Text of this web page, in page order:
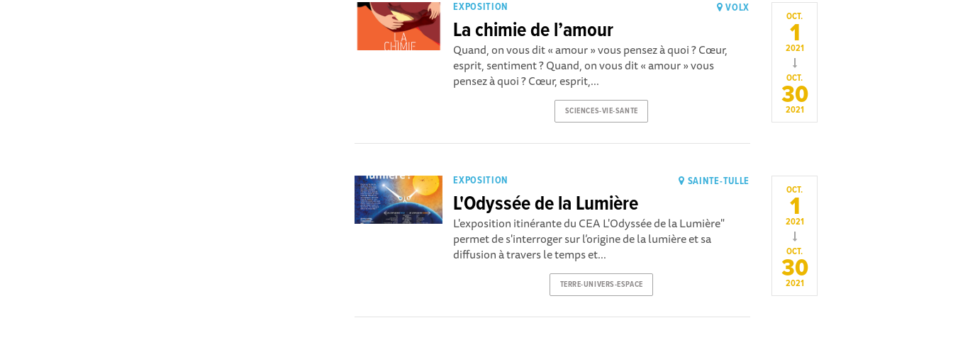
OCT.
1
2021
OCT.
30
2021
EXPOSITION VOLX
La chimie de l’amour
Quand, on vous dit « amour » vous pensez à quoi ? Cœur,
esprit, sentiment ? Quand, on vous dit « amour » vous
pensez à quoi ? Cœur, esprit,...
SCIENCES-VIE-SANTE
OCT.
1
2021
OCT.
30
2021
EXPOSITION SAINTE-TULLE
L'Odyssée de la Lumière
L'exposition itinérante du CEA L'Odyssée de la Lumière"
permet de s'interroger sur l’origine de la lumière et sa
diffusion à travers le temps et...
TERRE-UNIVERS-ESPACE